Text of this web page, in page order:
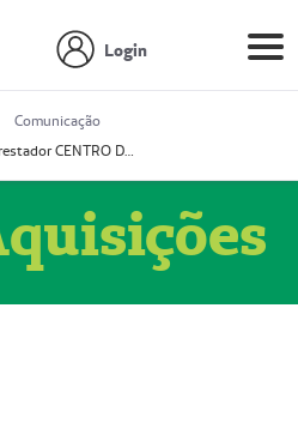
Login
Comunicação
Prestador CENTRO DE ONCOLOGIA